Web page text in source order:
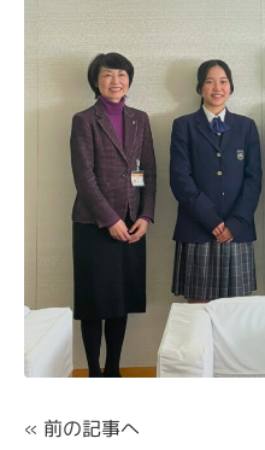
« 前の記事へ